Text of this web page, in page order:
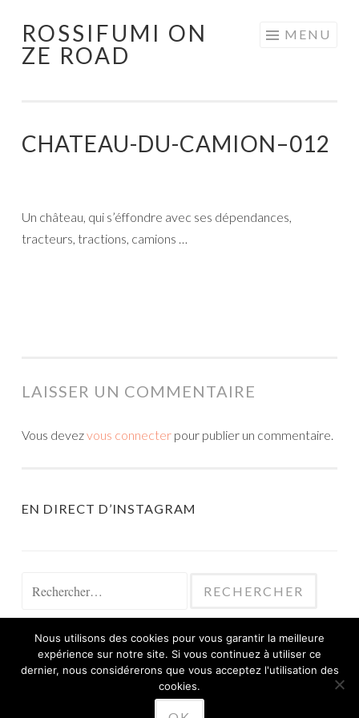
Aller
au
ROSSIFUMI ON
ZE ROAD
MENU
CHATEAU-DU-CAMION–012
Un château, qui s’éffondre avec ses dépendances,
tracteurs, tractions, camions …
LAISSER UN COMMENTAIRE
Vous devezvous connecter pour publier un commentaire.
EN DIRECT D’INSTAGRAM
FIÈREMENT PROPULSÉ PAR WORDPRESS
Nous utilisons des cookies pour vous garantir la meilleure
expérience sur notre site. Si vous continuez à utiliser ce
dernier, nous considérerons que vous acceptez l'utilisation des
cookies.